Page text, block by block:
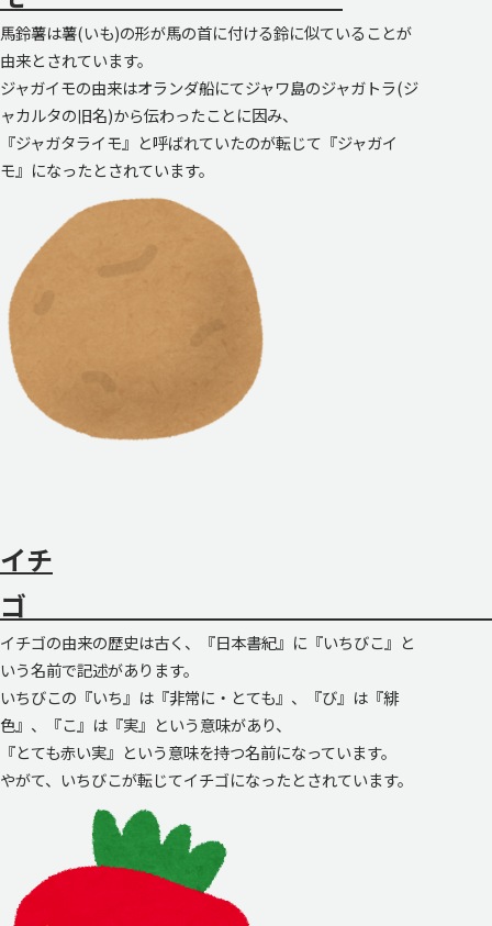
馬鈴薯は薯(いも)の形が馬の首に付ける鈴に似ていることが
由来とされています。
ジャガイモの由来はオランダ船にてジャワ島のジャガトラ(ジ
ャカルタの旧名)から伝わったことに因み、
『ジャガタライモ』と呼ばれていたのが転じて『ジャガイ
モ』になったとされています。
イチ
イチゴの由来の歴史は古く、『日本書紀』に『いちびこ』と
いう名前で記述があります。
いちびこの『いち』は『非常に・とても』、『び』は『緋
色』、『こ』は『実』という意味があり、
『とても赤い実』という意味を持つ名前になっています。
やがて、いちびこが転じてイチゴになったとされています。